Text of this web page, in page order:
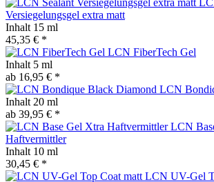
Versiegelungsgel extra matt
Inhalt 15 ml
45,35 € *
LCN FiberTech Gel
Inhalt 5 ml
ab 16,95 € *
LCN
Inhalt 20 ml
ab 39,95 € *
LCN
Haftvermittler
Inhalt 10 ml
30,45 € *
LCN UV-Gel